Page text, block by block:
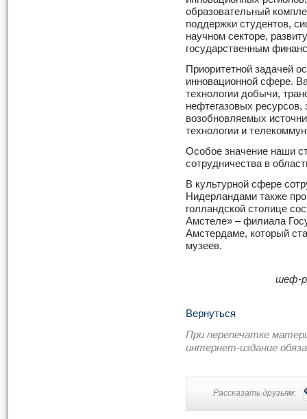
образовательный
поддержки студентов,
научном секторе,
государственным
Приоритетной задачей
инновационной сфере.
технологии добычи,
нефтегазовых ресурсов,
возобновляемых
технологии и
Особое значение наши
сотрудничества в
В культурной сфере
Нидерландами также
голландской столице
Амстеле» – филиала
Амстердаме, который
музеев.
шеф-
Вернуться
При перепечатке
интернет-издание
Рассказать друзьям: